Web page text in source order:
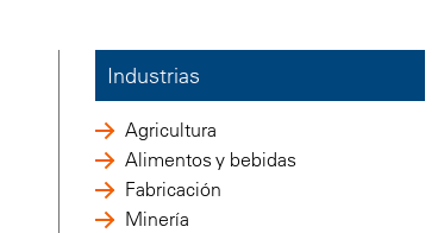
Industrias
Agricultura
Alimentos y bebidas
Fabricación
Minería